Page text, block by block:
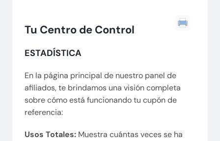
Tu Centro de Control
ESTADÍSTICA
En la página principal de nuestro panel de
afiliados, te brindamos una visión completa
sobre cómo está funcionando tu cupón de
referencia:
Usos Totales: Muestra cuántas veces se ha